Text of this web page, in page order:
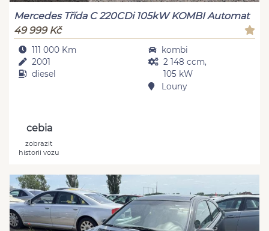
Mercedes Třída C 220CDi 105kW KOMBI Automat
49 999 Kč
111 000 Km
2001
diesel
kombi
2 148 ccm,
105 kW
Louny
cebia
zobrazit
historii vozu